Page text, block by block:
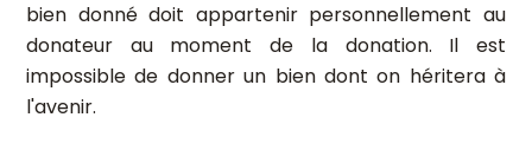
bien donné doit appartenir personnellement au
donateur au moment de la donation. Il est
impossible de donner un bien dont on héritera à
l'avenir.